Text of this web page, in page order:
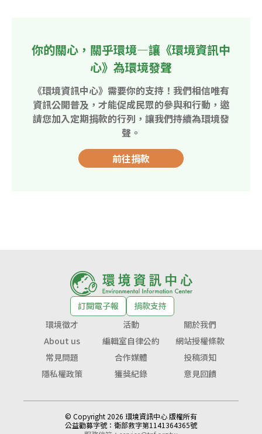
你的關心，關乎環境—讓《環境資訊中
心》為環境發聲
《環境資訊中心》需要你的支持！我們相信唯有
資訊公開普及，才能促成民眾的參與和行動，邀
請您加入定期捐款的行列，讓我們持續為環境發
聲。
前往捐款
訂閱電子報
捐款支持
環境徵才
活動
關於我們
About us
編輯室自律公約
網站授權條款
常見問題
合作媒體
投稿須知
隱私權政策
獲獎紀錄 意見回饋
© Copyright 2026 環境資訊中心 版權所有
公益勸募字號： 衛部救字第1141364365號